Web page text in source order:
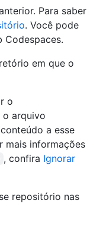
Para saber
. Você pode
Codespaces.
em que o
o
o arquivo
a esse
mais informações
, confira Ignorar
repositório nas